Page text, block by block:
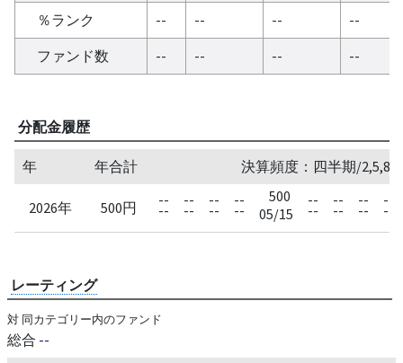
％ランク
-- -- --
--
ファンド数
-- -- -- --
分配金履歴
年 年合計 決算頻度：四半期/
2026年 500円 --
--
--
--
--
--
--
--
500
05/15
--
--
--
--
--
--
--
--
レーティング
対 同カテゴリー内のファンド
総合 --